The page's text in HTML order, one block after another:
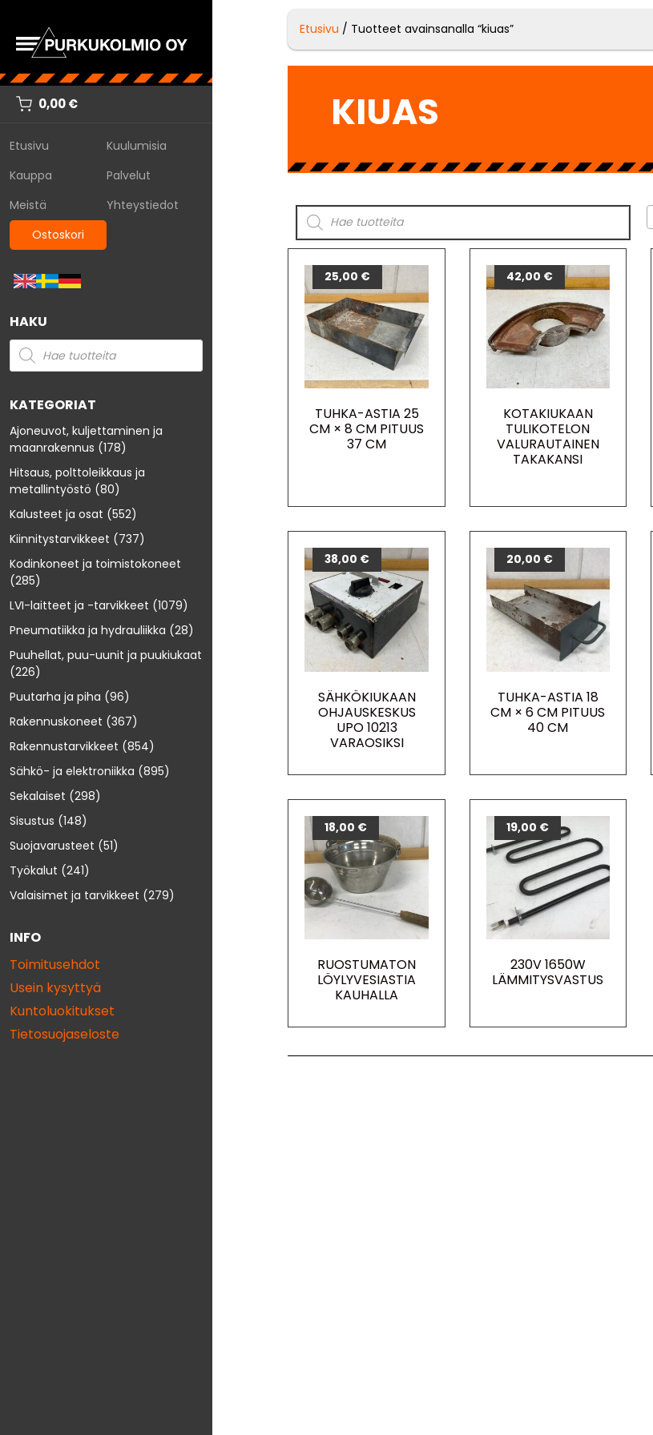
0,00€
Etusivu
Kuulumisia
Kauppa
Palvelut
Meistä
Yhteystiedot
Ostoskori
HAKU
KATEGORIAT
Ajoneuvot, kuljettaminen ja
maanrakennus (178)
Hitsaus, polttoleikkaus ja
metallintyöstö (80)
Kalusteet ja osat (552)
Kiinnitystarvikkeet (737)
Kodinkoneet ja toimistokoneet
(285)
LVI-laitteet ja -tarvikkeet (1079)
Pneumatiikka ja hydrauliikka (28)
Puuhellat, puu-uunit ja puukiukaat
(226)
Puutarha ja piha (96)
Rakennuskoneet (367)
Rakennustarvikkeet (854)
Sähkö- ja elektroniikka (895)
Sekalaiset (298)
Sisustus (148)
Suojavarusteet (51)
Työkalut (241)
Valaisimet ja tarvikkeet (279)
INFO
Toimitusehdot
Usein kysyttyä
Kuntoluokitukset
Tietosuojaseloste
Etusivu / Tuotteet avainsanalla “kiuas”
KIUAS
TUHKA-ASTIA 25
CM × 8 CM PITUUS
37 CM
25,00 €
KOTAKIUKAAN
TULIKOTELON
VALURAUTAINEN
TAKAKANSI
42,00 €
SÄHKÖKIUKAAN
OHJAUSKESKUS
UPO 10213
VARAOSIKSI
38,00 €
TUHKA-ASTIA 18
CM × 6 CM PITUUS
40 CM
20,00 €
RUOSTUMATON
LÖYLYVESIASTIA
KAUHALLA
18,00 €
230V 1650W
LÄMMITYSVASTUS
19,00 €